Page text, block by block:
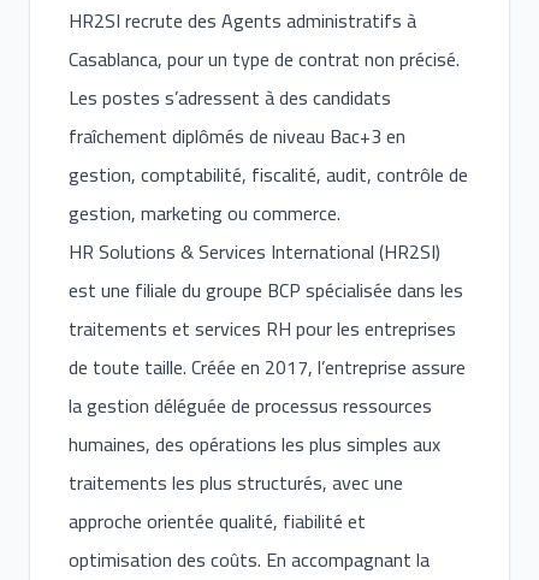
HR2SI recrute des Agents administratifs à
Casablanca, pour un type de contrat non précisé.
Les postes s’adressent à des candidats
fraîchement diplômés de niveau Bac+3 en
gestion, comptabilité, fiscalité, audit, contrôle de
gestion, marketing ou commerce.
HR Solutions & Services International (HR2SI)
est une filiale du groupe BCP spécialisée dans les
traitements et services RH pour les entreprises
de toute taille. Créée en 2017, l’entreprise assure
la gestion déléguée de processus ressources
humaines, des opérations les plus simples aux
traitements les plus structurés, avec une
approche orientée qualité, fiabilité et
optimisation des coûts. En accompagnant la